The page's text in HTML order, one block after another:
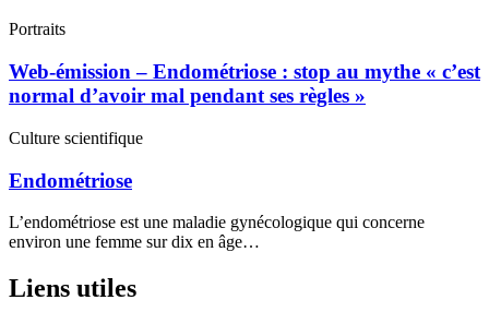
Portraits
Web-émission – Endométriose : stop au mythe « c’est
normal d’avoir mal pendant ses règles »
Culture scientifique
Endométriose
L’endométriose est une maladie gynécologique qui concerne
environ une femme sur dix en âge…
Liens utiles